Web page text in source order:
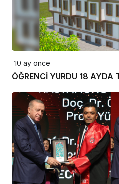
10 ay önce
ÖĞRENCİ YURDU 18